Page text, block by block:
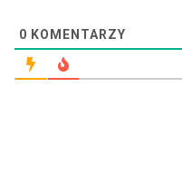
0 KOMENTARZY